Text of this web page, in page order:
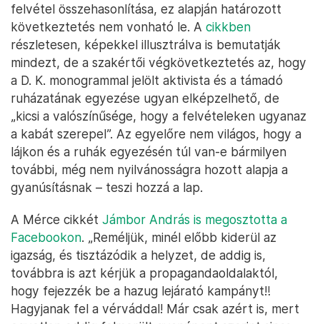
felvétel összehasonlítása, ez alapján határozott
következtetés nem vonható le. A cikkben
részletesen, képekkel illusztrálva is bemutatják
mindezt, de a szakértői végkövetkeztetés az, hogy
a D. K. monogrammal jelölt aktivista és a támadó
ruházatának egyezése ugyan elképzelhető, de
„kicsi a valószínűsége, hogy a felvételeken ugyanaz
a kabát szerepel”. Az egyelőre nem világos, hogy a
lájkon és a ruhák egyezésén túl van-e bármilyen
további, még nem nyilvánosságra hozott alapja a
gyanúsításnak – teszi hozzá a lap.
A Mérce cikkét Jámbor András is megosztotta a
Facebookon. „Reméljük, minél előbb kiderül az
igazság, és tisztázódik a helyzet, de addig is,
továbbra is azt kérjük a propagandaoldalaktól,
hogy fejezzék be a hazug lejárató kampányt‼️
Hagyjanak fel a vérváddal! Már csak azért is, mert